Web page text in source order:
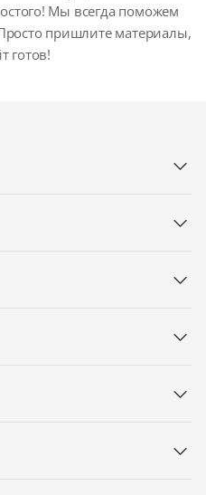
Мы всегда поможем
пришлите материалы,
готов!